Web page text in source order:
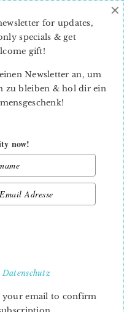
for updates,
specials & get
gift!
Newsletter an, um
zu bleiben & hol dir ein
now!
Datenschutz
your email to confirm
×